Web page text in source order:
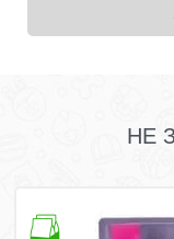
НЕ